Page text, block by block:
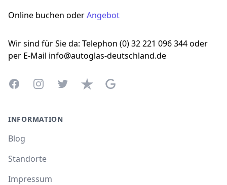
Online buchen oderAngebot
Wir sind für Sie da: Telephon (0) 32 221 096 344 oder
per E-Mail info@autoglas-deutschland.de
FacebookInstagramTwitterTrustpilotGoogle Business Profile
INFORMATION
Blog
Standorte
Impressum